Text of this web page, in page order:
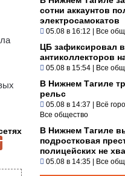
сотни аккаунтов
электросамокатов
05.08 в 16:12 | Все
ЦБ зафиксировал
антиколлекторов
05.08 в 15:54 | Все
В Нижнем Тагиле
рельс
05.08 в 14:37 | Всё
Все общество
В Нижнем Тагиле
подростковая
полицейских не
05.08 в 14:35 | Все